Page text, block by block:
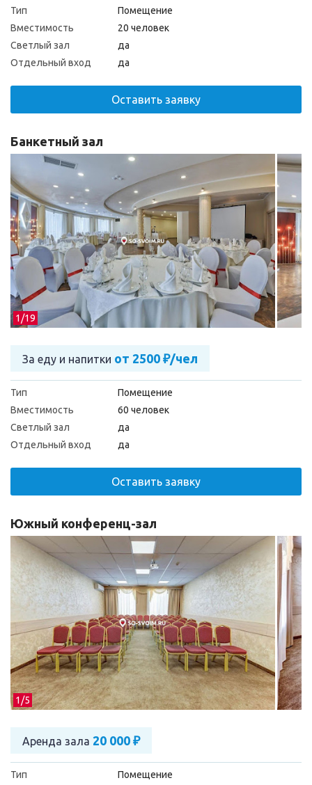
Тип
Помещение
Вместимость
20 человек
Светлый зал
да
Отдельный вход
да
Оставить заявку
1/19
Банкетный зал
За еду и напитки от 2500 ₽/чел
Тип
Помещение
Вместимость
60 человек
Светлый зал
да
Отдельный вход
да
Оставить заявку
1/5
Южный конференц-зал
Аренда зала 20 000 ₽
Тип Помещение